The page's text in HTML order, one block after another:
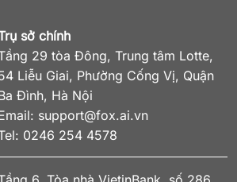
sở chính
29 tòa Đông, Trung tâm Lotte,
Liễu Giai, Phường Cống Vị, Quận
Đình, Hà Nội
support@fox.ai.vn
0246 254 4578